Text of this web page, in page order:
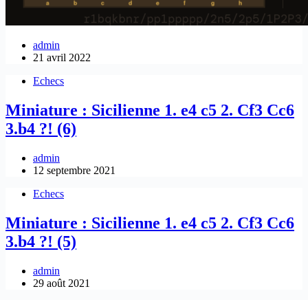
admin
21 avril 2022
Echecs
Miniature : Sicilienne 1. e4 c5 2. Cf3 Cc6
3.b4 ?! (6)
admin
12 septembre 2021
Echecs
Miniature : Sicilienne 1. e4 c5 2. Cf3 Cc6
3.b4 ?! (5)
admin
29 août 2021